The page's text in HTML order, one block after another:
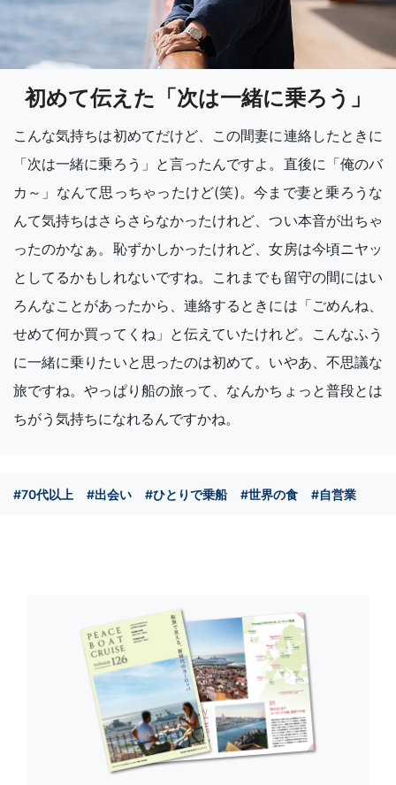
初めて伝えた「次は一緒に乗ろう」
こんな気持ちは初めてだけど、この間妻に連絡したときに
「次は一緒に乗ろう」と言ったんですよ。直後に「俺のバ
カ～」なんて思っちゃったけど(笑)。今まで妻と乗ろうな
んて気持ちはさらさらなかったけれど、つい本音が出ちゃ
ったのかなぁ。恥ずかしかったけれど、女房は今頃ニヤッ
としてるかもしれないですね。これまでも留守の間にはい
ろんなことがあったから、連絡するときには「ごめんね、
せめて何か買ってくね」と伝えていたけれど。こんなふう
に一緒に乗りたいと思ったのは初めて。いやあ、不思議な
旅ですね。やっぱり船の旅って、なんかちょっと普段とは
ちがう気持ちになれるんですかね。
#70代以上 #出会い #ひとりで乗船 #世界の食 #自営業